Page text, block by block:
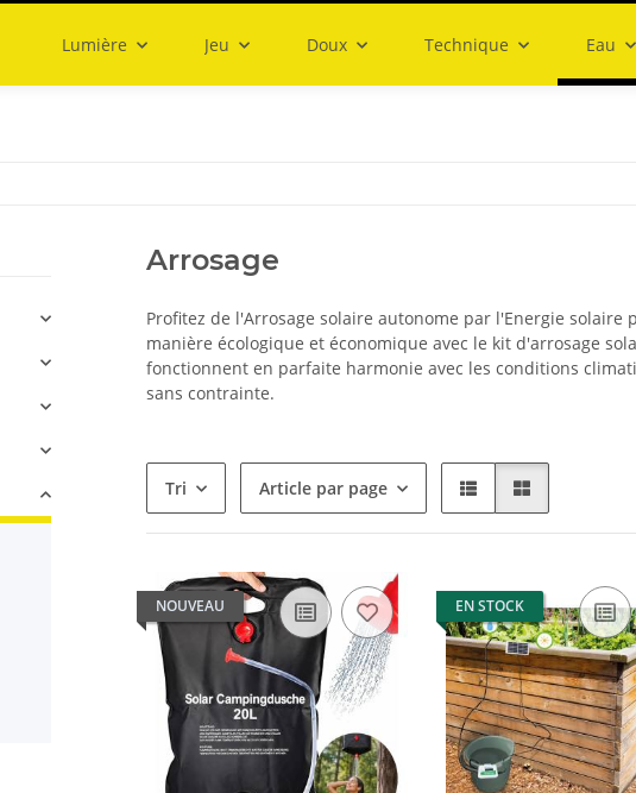
Lumière Jeu Doux Technique Eau
Arrosage
Profitez de l'Arrosage solaire autonome par l'Energie
manière écologique et économique avec le kit d'arrosage
fonctionnent en parfaite harmonie avec les conditions
sans contrainte.
Tri Article par page
NOUVEAU EN STOCK